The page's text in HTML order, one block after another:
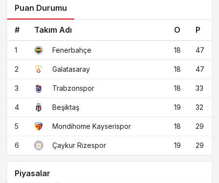
Puan Durumu
# Takım Adı O P
1 Fenerbahçe 18 47
2 Galatasaray 18 47
3 Trabzonspor 18 33
4 Beşiktaş 19 32
5 Mondihome Kayserispor 18 29
6 Çaykur Rizespor 19 29
Piyasalar